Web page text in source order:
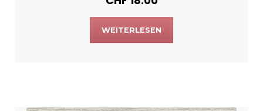
WEITERLESEN